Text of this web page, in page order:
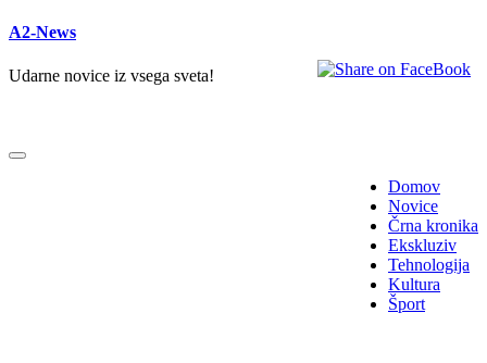
A2-News
Udarne novice iz vsega sveta!
Domov
Novice
Črna kronika
Ekskluziv
Tehnologija
Kultura
Šport